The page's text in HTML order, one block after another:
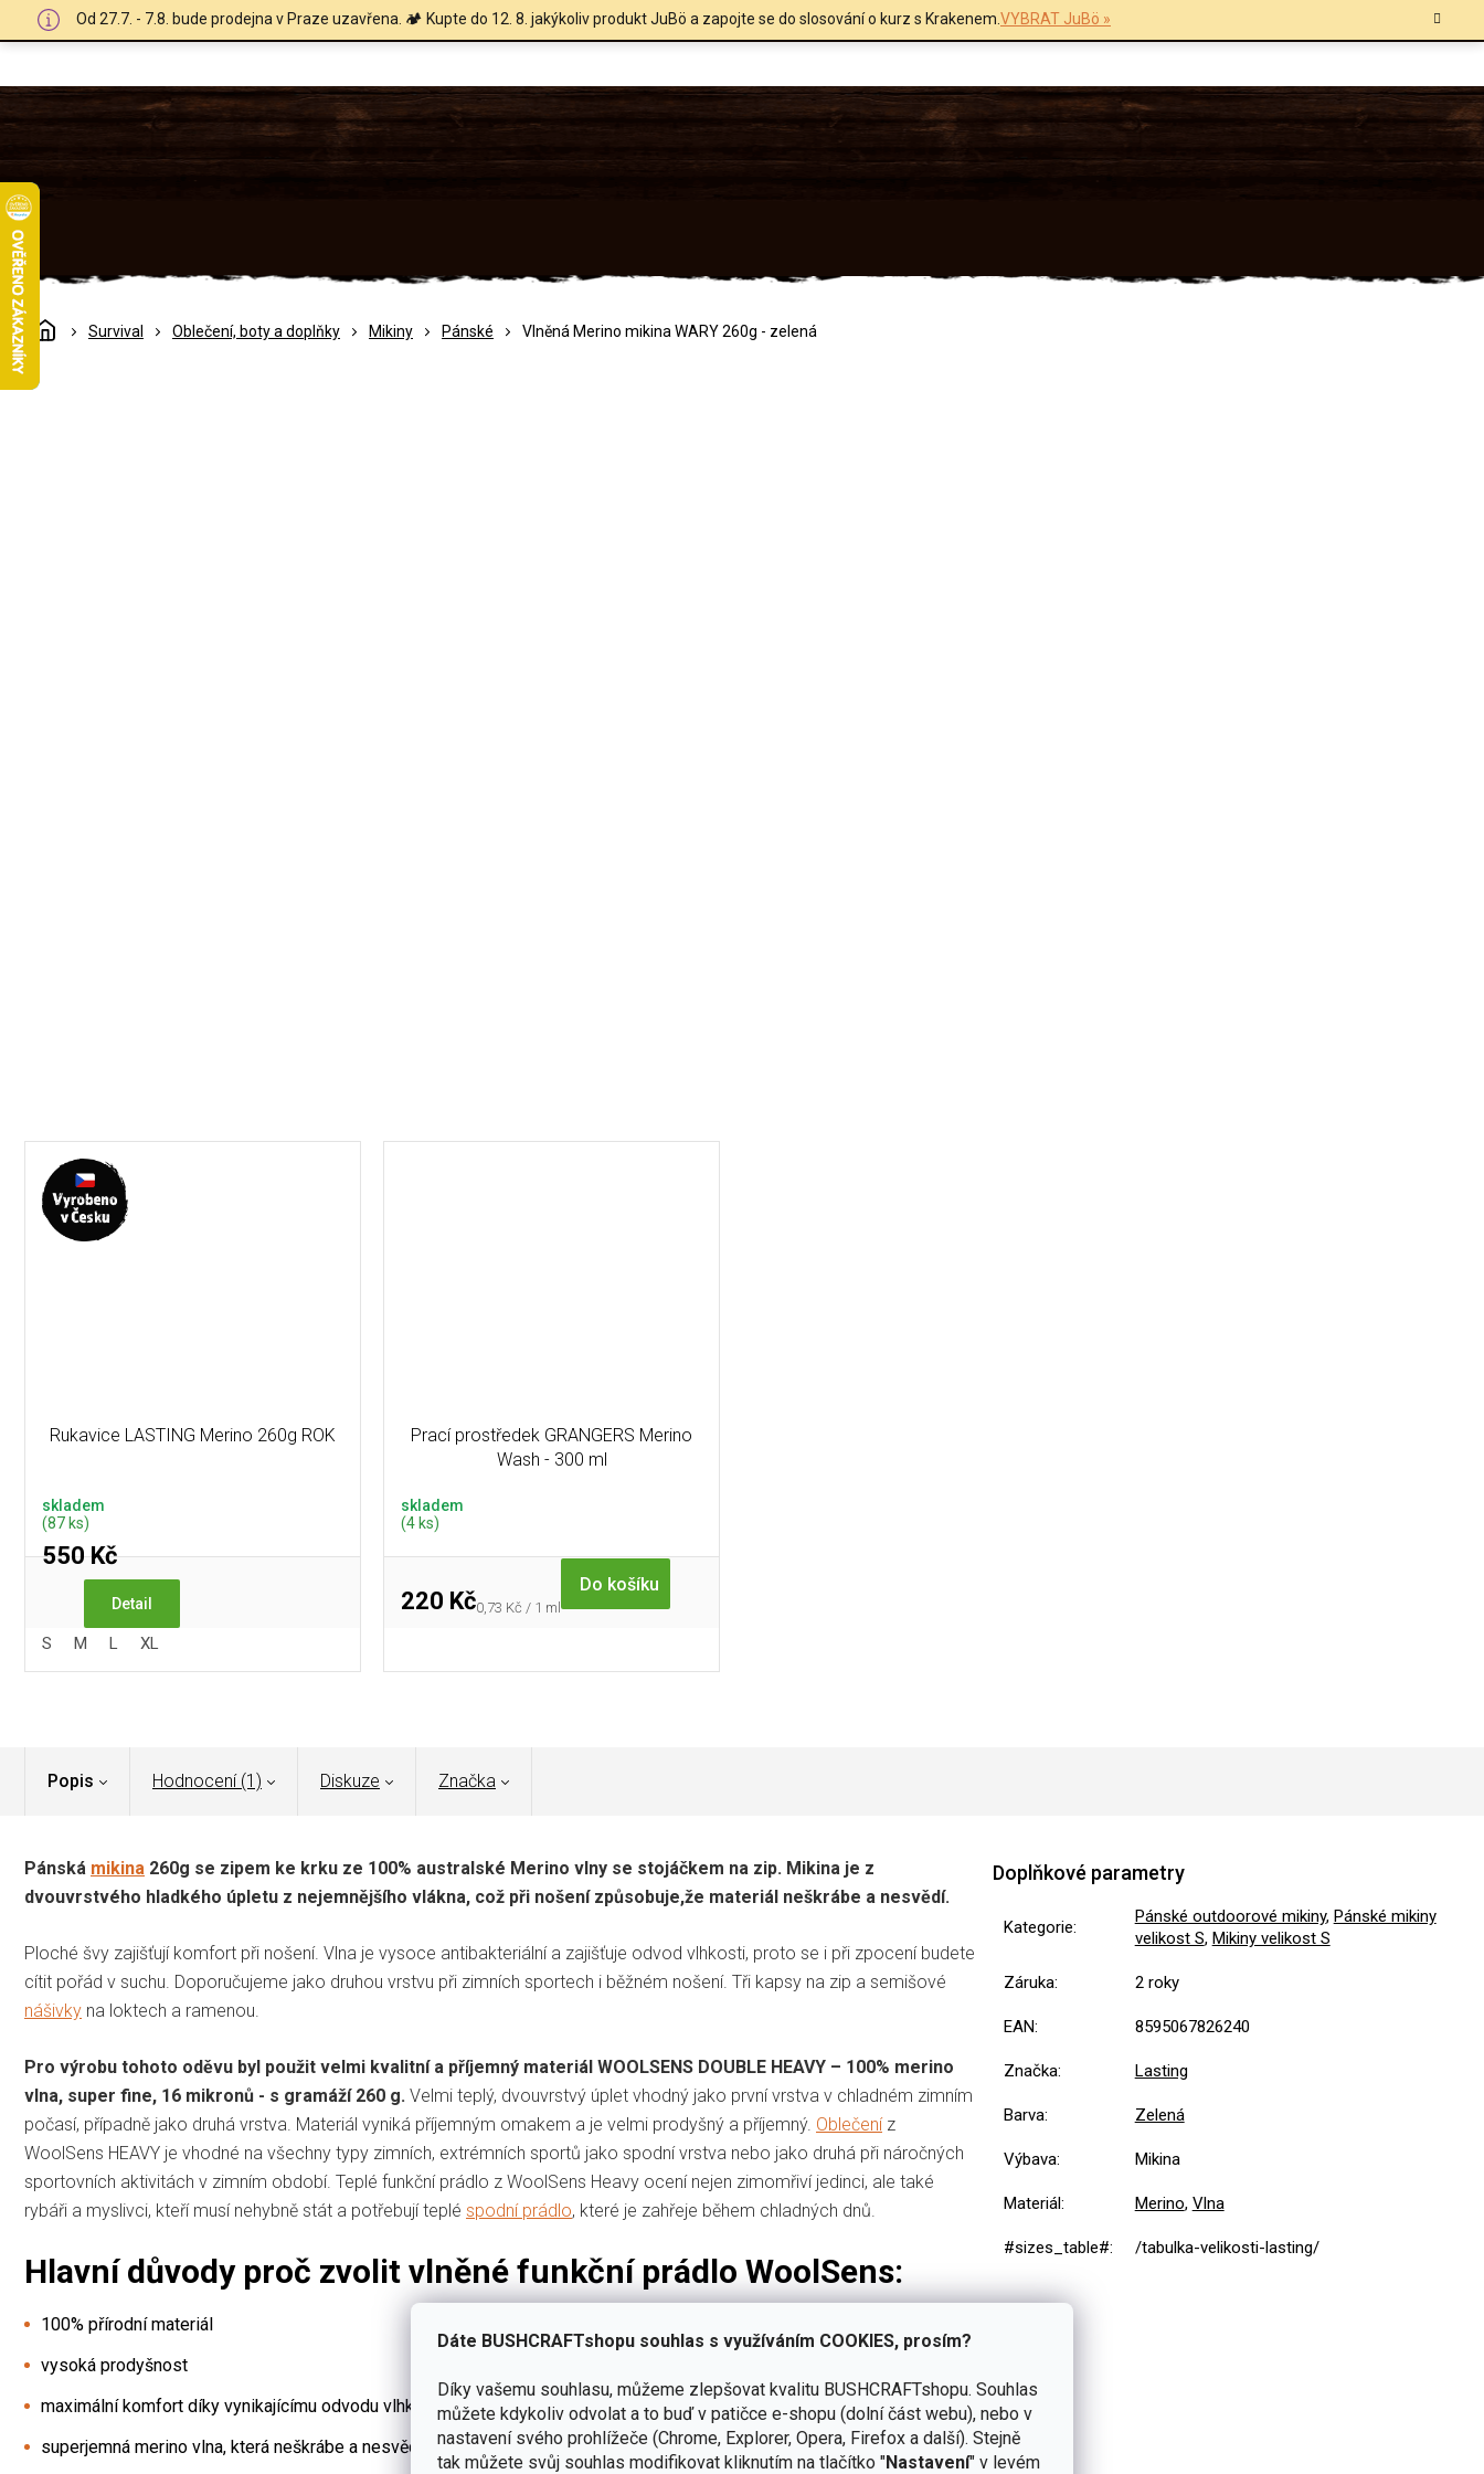
Dáte BUSHCRAFTshopu souhlas s využíváním COOKIES, prosím?
Díky vašemu souhlasu, můžeme zlepšovat kvalitu BUSHCRAFTshopu. Souhlas
můžete kdykoliv odvolat a to buď v patičce e-shopu (dolní část webu), nebo v
nastavení svého prohlížeče (Chrome, Explorer, Opera, Firefox a další). Stejně
tak můžete svůj souhlas modifikovat kliknutím na tlačítko "Nastavení" v levém
Od 27.7. - 7.8. bude prodejna v Praze uzavřena. 🏕️ Kupte do 12. 8. jakýkoliv produkt JuBö a zapojte se do slosování o kurz s Krakenem.VYBRAT JuBö »
DomůSurvival Oblečení, boty a doplňky Mikiny Pánské Vlněná Merino mikina WARY 260g - zelená
Rukavice LASTING Merino 260g ROK
skladem
(87 ks)
550 Kč
Detail
S M L XL
Prací prostředek GRANGERS Merino
Wash - 300 ml
skladem
(4 ks)
220 KčMěrná
0,73 Kč / 1 ml
Do košíku
Popis Hodnocení (1) Diskuze Značka
Pánská mikina 260g se zipem ke krku ze 100% australské Merino vlny se stojáčkem na zip. Mikina je z
dvouvrstvého hladkého úpletu z nejemnějšího vlákna, což při nošení způsobuje,že materiál neškrábe a nesvědí.
Ploché švy zajišťují komfort při nošení. Vlna je vysoce antibakteriální a zajišťuje odvod vlhkosti, proto se i při zpocení budete
cítit pořád v suchu. Doporučujeme jako druhou vrstvu při zimních sportech i běžném nošení. Tři kapsy na zip a semišové
nášivky na loktech a ramenou.
Pro výrobu tohoto oděvu byl použit velmi kvalitní a příjemný materiál WOOLSENS DOUBLE HEAVY – 100% merino
vlna, super fine, 16 mikronů - s gramáží 260 g. Velmi teplý, dvouvrstvý úplet vhodný jako první vrstva v chladném zimním
počasí, případně jako druhá vrstva. Materiál vyniká příjemným omakem a je velmi prodyšný a příjemný. Oblečeníz
WoolSens HEAVY je vhodné na všechny typy zimních, ex­trémních spor­tů jako spodní vrstva nebo jako druhá při náročných
sportovních aktivitách v zimním období. Teplé funkční prádlo z WoolSens Heavy ocení nejen zimomřiví jedinci, ale také
rybáři a myslivci, kteří musí nehybně stát a potřebují teplé spodní prádlo, které je zahřeje během chladných dnů.
Hlavní důvody proč zvolit vlněné funkční prádlo WoolSens:
100% přírodní materiál
vysoká prodyšnost
maximální komfort díky vynikajícímu odvodu vlhkosti
superjemná merino vlna, která neškrábe a nesvědí
Doplňkové parametry
Kategorie:
Pánské outdoorové mikiny, Pánské mikiny
velikost S, Mikiny velikost S
Záruka: 2 roky
EAN: 8595067826240
Značka: Lasting
Barva: Zelená
Výbava: Mikina
Materiál: Merino, Vlna
#sizes_table#: /tabulka-velikosti-lasting/